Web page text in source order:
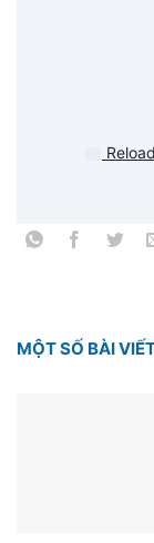
MỘT SỐ BÀI